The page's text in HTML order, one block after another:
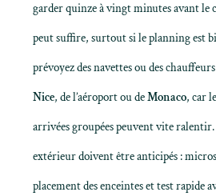
garder quinze à vingt minutes avant le
peut suffire, surtout si le planning est
prévoyez des navettes ou des
Nice, de l’aéroport ou deMonaco, car
arrivées groupées peuvent vite
extérieur doivent être anticipés :
placement des enceintes et test rapide